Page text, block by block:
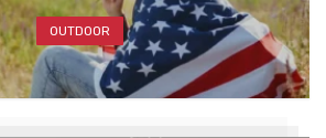
OUTDOOR